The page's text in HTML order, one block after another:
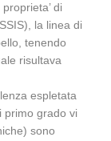
di
la linea di
tenendo
risultava
espletata
primo grado vi
sono